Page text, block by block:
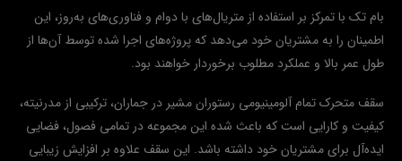
بام تک با تمرکز بر استفاده از متریال‌های با دوام و فناوری‌های به‌روز، این
اطمینان را به مشتریان خود می‌دهد که پروژه‌های اجرا شده توسط آن‌ها از
طول عمر بالا و عملکرد مطلوب برخوردار خواهند بود.
سقف متحرک تمام آلومینیومی رستوران مشیر در جماران، ترکیبی از مدرنیته،
کیفیت و کارایی است که باعث شده این مجموعه در تمامی فصول، فضایی
ایده‌آل برای مشتریان خود داشته باشد. این سقف علاوه بر افزایش زیبایی